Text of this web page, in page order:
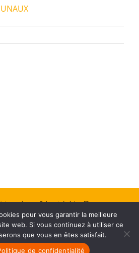
de confidentialité| Office Center :
de site web
Facebook
pour vous garantir la meilleure
web. Si vous continuez à utiliser ce
que vous en êtes satisfait.
de confidentialité